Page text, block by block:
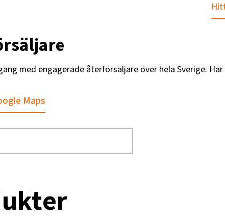
med engagerade återförsäljare över hela Sverige.
Maps